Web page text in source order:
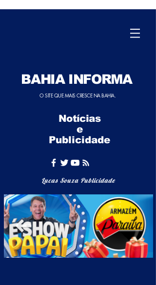
BAHIA INFORMA
O SITE QUE MAIS CRESCE NA BAHIA.
Notícias
e
Publicidade
Lucas Souza Publicidade